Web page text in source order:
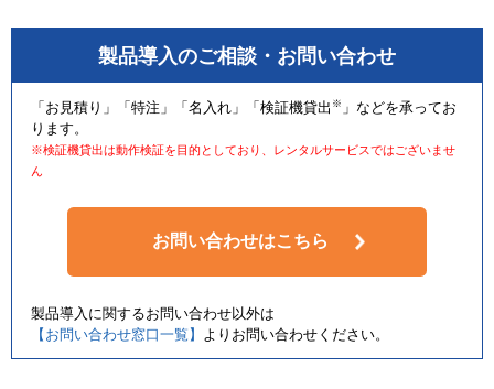
製品導入のご相談・お問い合わせ
「お見積り」「特注」「名入れ」「検証機貸出 ※ 」などを承ってお
ります。
※検証機貸出は動作検証を目的としており、レンタルサービスではございませ
ん
お問い合わせはこちら
製品導入に関するお問い合わせ以外は
【お問い合わせ窓口一覧】
よりお問い合わせください。